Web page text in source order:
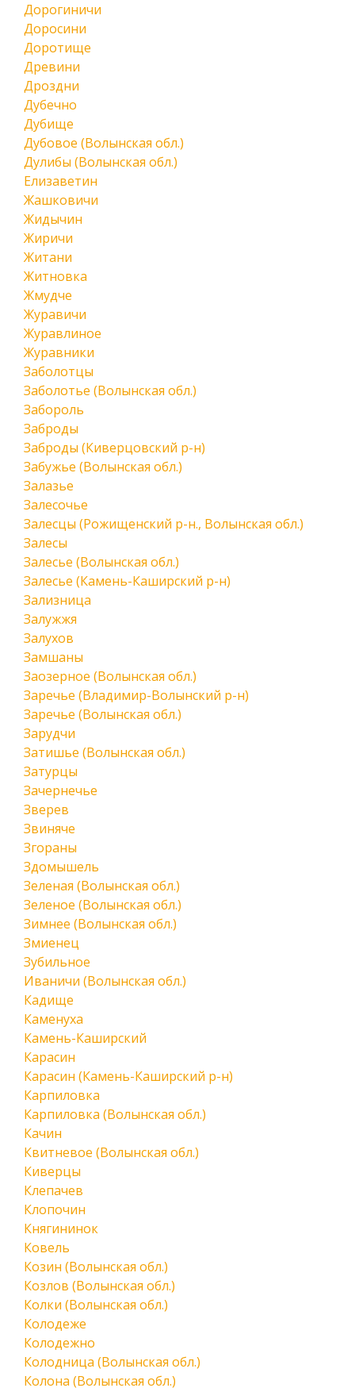
Дорогиничи
Доросини
Доротище
Древини
Дроздни
Дубечно
Дубище
Дубовое (Волынская обл.)
Дулибы (Волынская обл.)
Елизаветин
Жашковичи
Жидычин
Жиричи
Житани
Житновка
Жмудче
Журавичи
Журавлиное
Журавники
Заболотцы
Заболотье (Волынская обл.)
Забороль
Заброды
Заброды (Киверцовский р-н)
Забужье (Волынская обл.)
Залазье
Залесочье
Залесцы (Рожищенский р-н., Волынская обл.)
Залесы
Залесье (Волынская обл.)
Залесье (Камень-Каширский р-н)
Зализница
Залужжя
Залухов
Замшаны
Заозерное (Волынская обл.)
Заречье (Владимир-Волынский р-н)
Заречье (Волынская обл.)
Зарудчи
Затишье (Волынская обл.)
Затурцы
Зачернечье
Зверев
Звиняче
Згораны
Здомышель
Зеленая (Волынская обл.)
Зеленое (Волынская обл.)
Зимнее (Волынская обл.)
Змиенец
Зубильное
Иваничи (Волынская обл.)
Кадище
Каменуха
Камень-Каширский
Карасин
Карасин (Камень-Каширский р-н)
Карпиловка
Карпиловка (Волынская обл.)
Качин
Квитневое (Волынская обл.)
Киверцы
Клепачев
Клопочин
Княгининок
Ковель
Козин (Волынская обл.)
Козлов (Волынская обл.)
Колки (Волынская обл.)
Колодеже
Колодежно
Колодница (Волынская обл.)
Колона (Волынская обл.)